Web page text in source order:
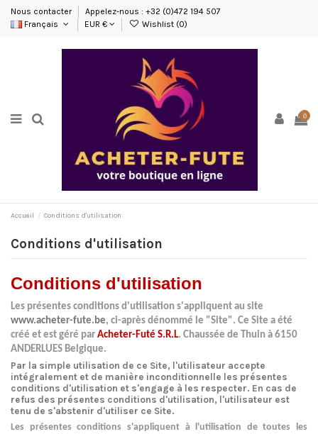
Nous contacter
Appelez-nous : +32 (0)472 194 507
Français
EUR € Wishlist (0)
0
Accueil Conditions d'utilisation
Conditions d'utilisation
Conditions d'utilisation
Les présentes conditions d'utilisation s'appliquent au site
www.acheter-fute.be, ci-après dénommé le "Site". Ce Site a été
créé et est géré par Acheter-Futé S.R.L. Chaussée de Thuin à 6150
ANDERLUES Belgique.
Par la simple utilisation de ce Site, l'utilisateur accepte
intégralement et de manière inconditionnelle les présentes
conditions d'utilisation et s'engage à les respecter. En cas de
refus des présentes conditions d'utilisation, l'utilisateur est
tenu de s'abstenir d'utiliser ce Site.
Les présentes conditions s'appliquent à l'utilisation de toutes les